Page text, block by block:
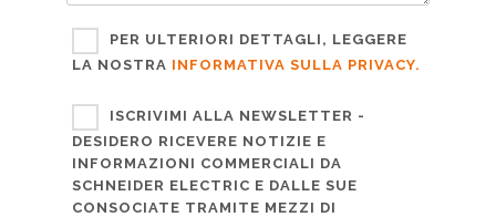
PER ULTERIORI DETTAGLI, LEGGERE
LA NOSTRA INFORMATIVA SULLA PRIVACY.
ISCRIVIMI ALLA NEWSLETTER -
DESIDERO RICEVERE NOTIZIE E
INFORMAZIONI COMMERCIALI DA
SCHNEIDER ELECTRIC E DALLE SUE
CONSOCIATE TRAMITE MEZZI DI